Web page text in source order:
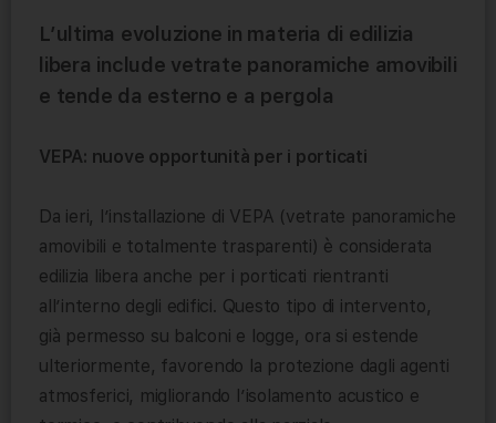
L’ultima evoluzione in materia di edilizia
libera include vetrate panoramiche amovibili
e tende da esterno e a pergola
VEPA: nuove opportunità per i porticati
Da ieri, l’installazione di VEPA (vetrate panoramiche
amovibili e totalmente trasparenti) è considerata
edilizia libera anche per i porticati rientranti
all’interno degli edifici. Questo tipo di intervento,
già permesso su balconi e logge, ora si estende
ulteriormente, favorendo la protezione dagli agenti
atmosferici, migliorando l’isolamento acustico e